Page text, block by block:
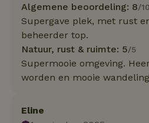
Algemene beoordeling: 8/10
Supergave plek, met rust
beheerder top.
Natuur, rust & ruimte: 5/5
Supermooie omgeving.
worden en mooie
Eline